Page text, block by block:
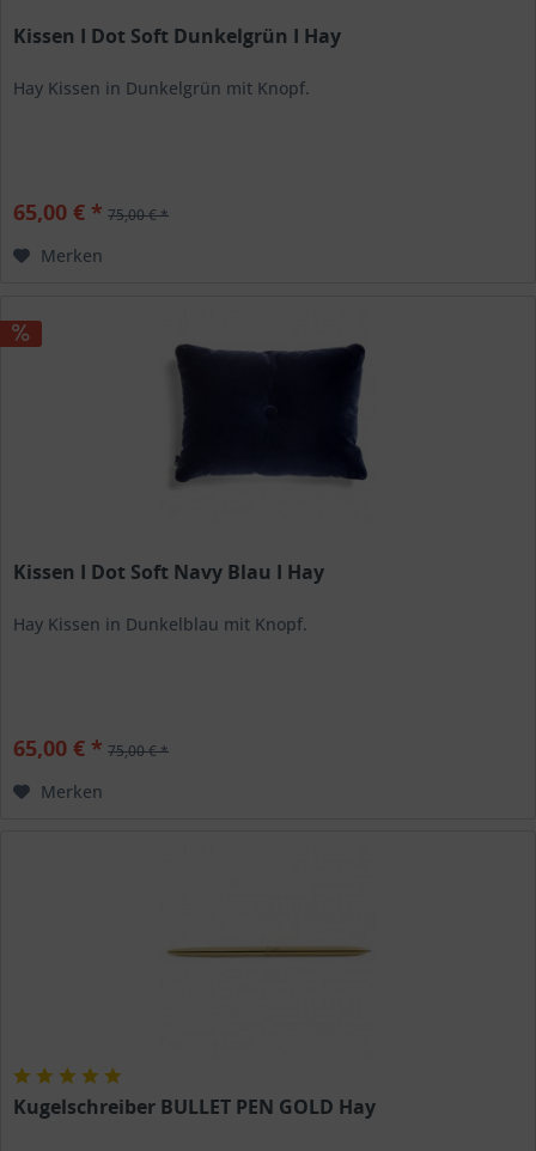
Kissen I Dot Soft Dunkelgrün I Hay
Hay Kissen in Dunkelgrün mit Knopf.
65,00 € * 75,00 € *
Merken
Kissen I Dot Soft Navy Blau I Hay
Hay Kissen in Dunkelblau mit Knopf.
65,00 € * 75,00 € *
Merken
Kugelschreiber BULLET PEN GOLD Hay